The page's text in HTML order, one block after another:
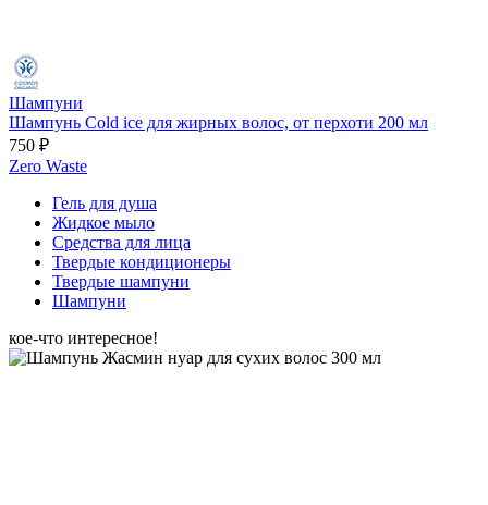
Шампуни
Шампунь Cold ice для жирных волос, от перхоти 200 мл
750 ₽
Zero Waste
Гель для душа
Жидкое мыло
Средства для лица
Твердые кондиционеры
Твердые шампуни
Шампуни
кое-что интересное!